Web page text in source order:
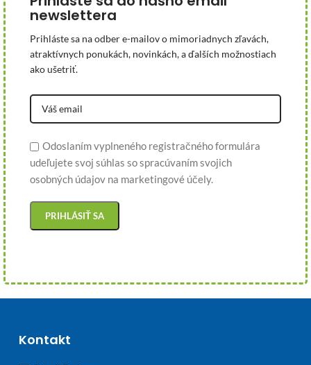
newslettera
Prihláste sa na odber e-mailov o mimoriadnych zľavách,
atraktívnych ponukách, novinkách, a ďalších možnostiach
ako ušetriť.
Odoslaním vyplneného registračného formulára
udeľujete svoj súhlas so spracúvaním svojich
osobných údajov na marketingové účely.
Kontakt